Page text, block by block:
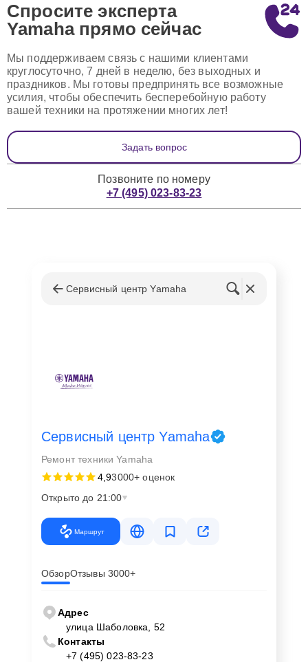
Спросите эксперта
Yamaha прямо сейчас
Мы поддерживаем связь с нашими клиентами
круглосуточно, 7 дней в неделю, без выходных и
праздников. Мы готовы предпринять все возможные
усилия, чтобы обеспечить бесперебойную работу
вашей техники на протяжении многих лет!
Задать вопрос
Позвоните по номеру
+7 (495) 023-83-23
Сервисный центр Yamaha
Сервисный центр Yamaha
Ремонт техники Yamaha
4,93000+ оценок
Открыто до 21:00
Маршрут
ОбзорОтзывы 3000+
Адрес
улица Шаболовка, 52
Контакты
+7 (495) 023-83-23